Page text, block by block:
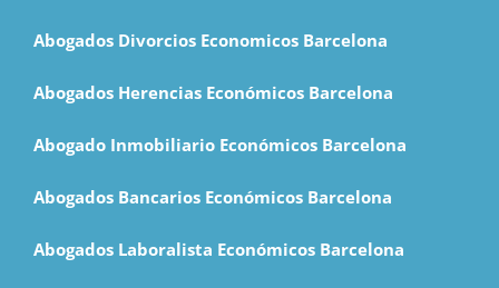
Abogados Divorcios Economicos Barcelona
Abogados Herencias Económicos Barcelona
Abogado Inmobiliario Económicos Barcelona
Abogados Bancarios Económicos Barcelona
Abogados Laboralista Económicos Barcelona